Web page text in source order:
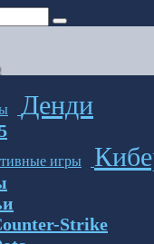
Денди
Strike